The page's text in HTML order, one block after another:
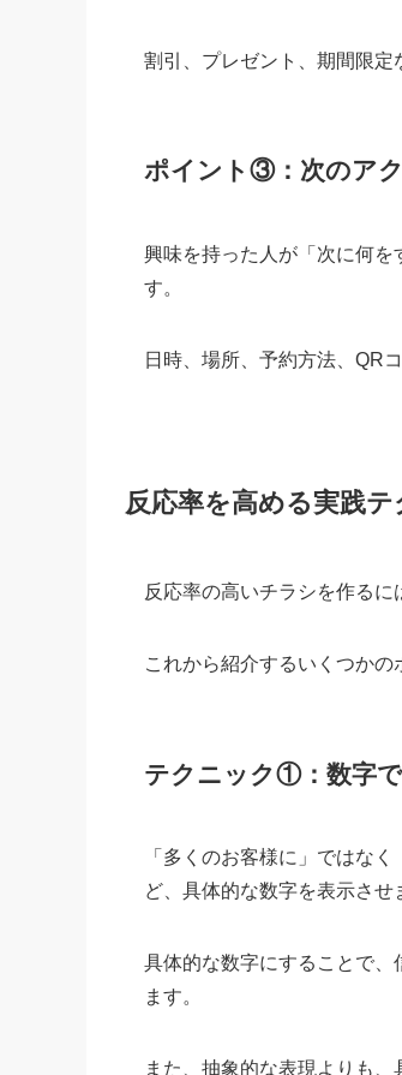
割引、プレゼント、期間限定
ポイント③：次のア
興味を持った人が「次に何を
す。
日時、場所、予約方法、QR
反応率を高める実践テ
反応率の高いチラシを作るに
これから紹介するいくつかの
テクニック①：数字
「多くのお客様に」ではな
ど、具体的な数字を表示させ
具体的な数字にすることで、
ます。
また、抽象的な表現よりも